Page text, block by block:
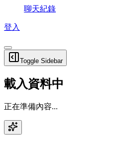
聊天紀錄
登入
Toggle Sidebar
載入資料中
正在準備內容...